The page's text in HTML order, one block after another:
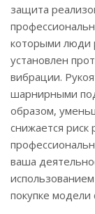
защита
которыми люди
установлен
вибрации.
шарнирными
образом,
снижается риск
ваша
покупке